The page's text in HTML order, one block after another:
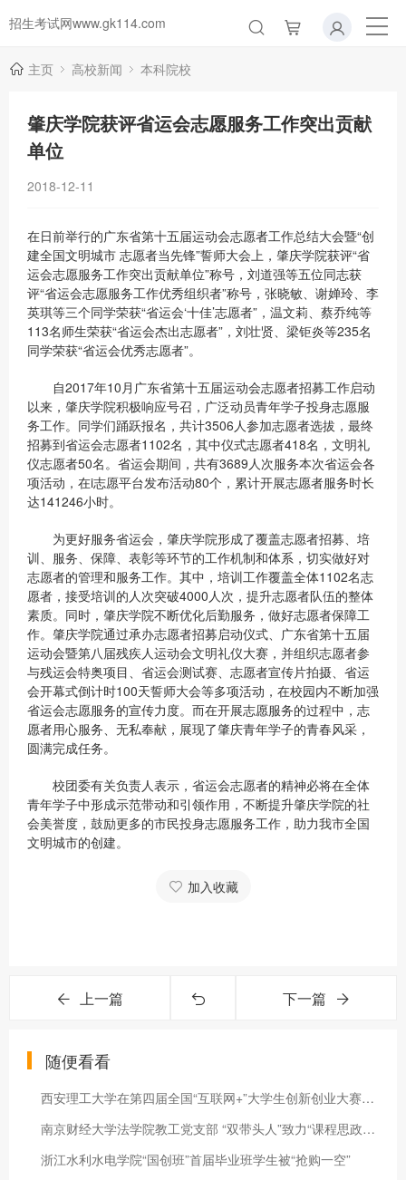
招生考试网www.gk114.com
主页 高校新闻 本科院校
肇庆学院获评省运会志愿服务工作突出贡献
单位
2018-12-11
在日前举行的广东省第十五届运动会志愿者工作总结大会暨“创
建全国文明城市 志愿者当先锋”誓师大会上，肇庆学院获评“省
运会志愿服务工作突出贡献单位”称号，刘道强等五位同志获
评“省运会志愿服务工作优秀组织者”称号，张晓敏、谢婵玲、李
英琪等三个同学荣获“省运会‘十佳’志愿者”，温文莉、蔡乔纯等
113名师生荣获“省运会杰出志愿者”，刘壮贤、梁钜炎等235名
同学荣获“省运会优秀志愿者”。
自2017年10月广东省第十五届运动会志愿者招募工作启动
以来，肇庆学院积极响应号召，广泛动员青年学子投身志愿服
务工作。同学们踊跃报名，共计3506人参加志愿者选拔，最终
招募到省运会志愿者1102名，其中仪式志愿者418名，文明礼
仪志愿者50名。省运会期间，共有3689人次服务本次省运会各
项活动，在i志愿平台发布活动80个，累计开展志愿者服务时长
达141246小时。
为更好服务省运会，肇庆学院形成了覆盖志愿者招募、培
训、服务、保障、表彰等环节的工作机制和体系，切实做好对
志愿者的管理和服务工作。其中，培训工作覆盖全体1102名志
愿者，接受培训的人次突破4000人次，提升志愿者队伍的整体
素质。同时，肇庆学院不断优化后勤服务，做好志愿者保障工
作。肇庆学院通过承办志愿者招募启动仪式、广东省第十五届
运动会暨第八届残疾人运动会文明礼仪大赛，并组织志愿者参
与残运会特奥项目、省运会测试赛、志愿者宣传片拍摄、省运
会开幕式倒计时100天誓师大会等多项活动，在校园内不断加强
省运会志愿服务的宣传力度。而在开展志愿服务的过程中，志
愿者用心服务、无私奉献，展现了肇庆青年学子的青春风采，
圆满完成任务。
校团委有关负责人表示，省运会志愿者的精神必将在全体
青年学子中形成示范带动和引领作用，不断提升肇庆学院的社
会美誉度，鼓励更多的市民投身志愿服务工作，助力我市全国
文明城市的创建。
加入收藏
上一篇 下一篇
随便看看
西安理工大学在第四届全国“互联网+”大学生创新创业大赛组织工
南京财经大学法学院教工党支部 “双带头人”致力“课程思政”育
浙江水利水电学院“国创班”首届毕业班学生被“抢购一空”